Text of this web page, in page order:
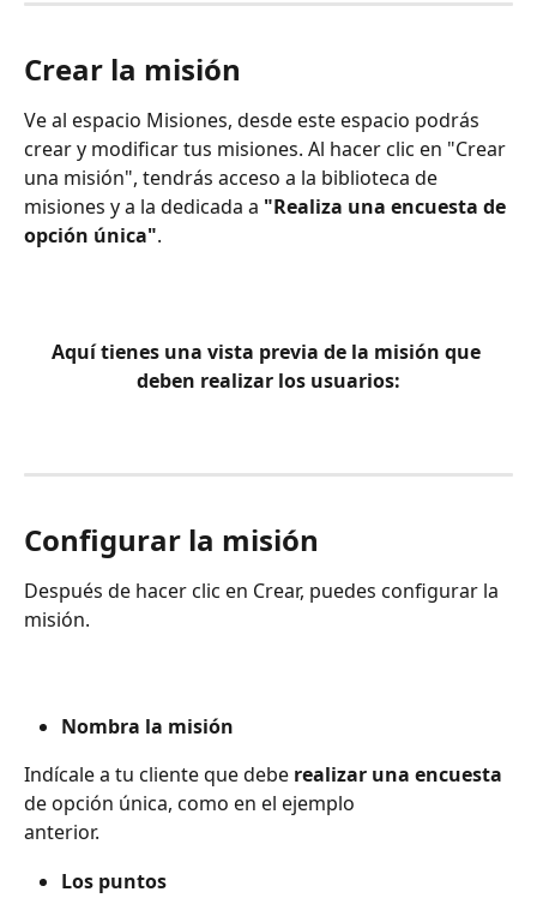
Crear la misión
Ve al espacio Misiones, desde este espacio podrás
crear y modificar tus misiones. Al hacer clic en "Crear
una misión", tendrás acceso a la biblioteca de
misiones y a la dedicada a "Realiza una encuesta de
opción única".
Aquí tienes una vista previa de la misión que
deben realizar los usuarios:
Configurar la misión
Después de hacer clic en Crear, puedes configurar la
misión.
Nombra la misión
Indícale a tu cliente que debe realizar una encuesta
de opción única, como en el ejemplo
anterior.
Los puntos